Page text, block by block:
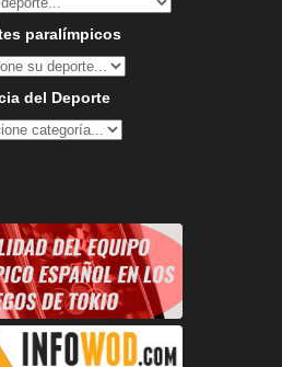
paralímpicos
del Deporte